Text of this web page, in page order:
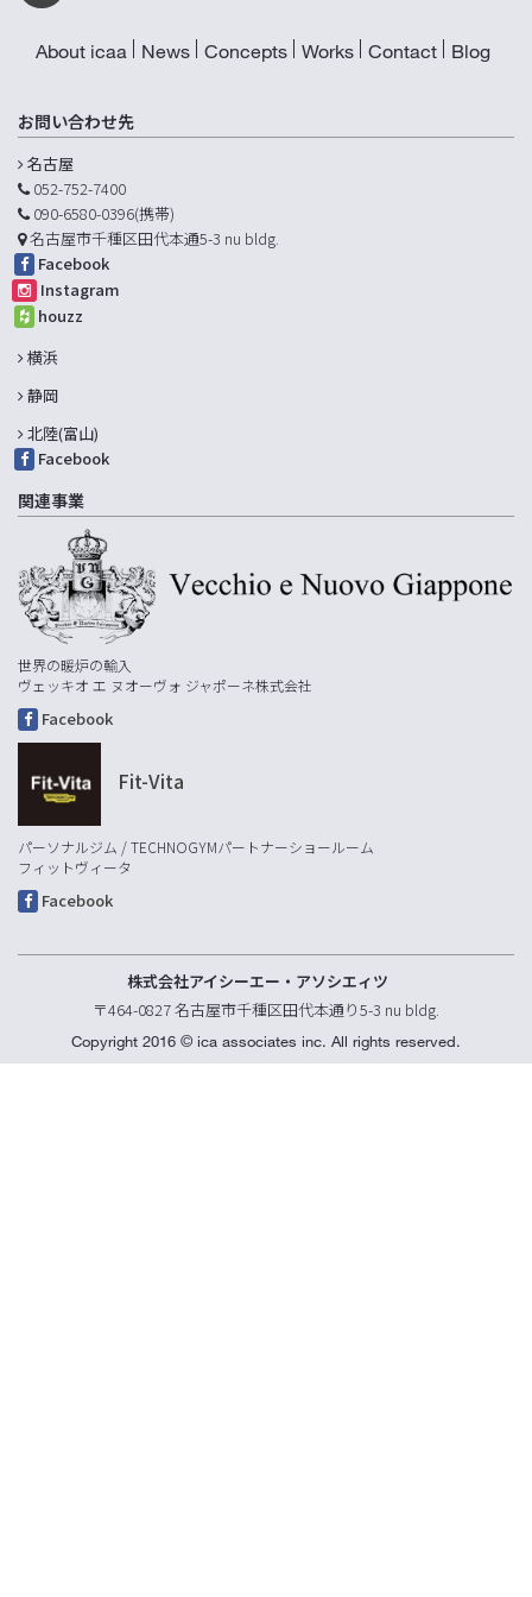
About icaa News Concepts Works Contact Blog
お問い合わせ先
名古屋
052-752-7400
090-6580-0396(携帯)
名古屋市千種区田代本通5-3 nu bldg.
Facebook
Instagram
houzz
横浜
静岡
北陸(富山)
Facebook
関連事業
世界の暖炉の輸入
ヴェッキオ エ ヌオーヴォ ジャポーネ株式会社
Facebook
Fit-Vita
パーソナルジム / TECHNOGYMパートナーショールーム
フィットヴィータ
Facebook
株式会社アイシーエー・アソシエィツ
〒464-0827 名古屋市千種区田代本通り5-3 nu bldg.
Copyright 2016 © ica associates inc. All rights reserved.